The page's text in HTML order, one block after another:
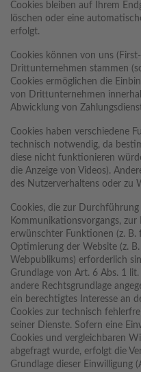
Cookies bleiben auf Ihrem
löschen oder eine
erfolgt.
Cookies können von uns
Drittunternehmen stammen
Cookies ermöglichen die
von Drittunternehmen
Abwicklung von
Cookies haben verschiedene
technisch notwendig, da
diese nicht funktionieren
die Anzeige von Videos).
des Nutzerverhaltens oder zu
Cookies, die zur
Kommunikationsvorgangs,
erwünschter Funktionen (z.
Optimierung der Website (z.
Webpublikums) erforderlich
Grundlage von Art. 6 Abs. 1
andere Rechtsgrundlage
ein berechtigtes Interesse an
Cookies zur technisch
seiner Dienste. Sofern eine
Cookies und vergleichbaren
abgefragt wurde, erfolgt die
Grundlage dieser Einwilligung